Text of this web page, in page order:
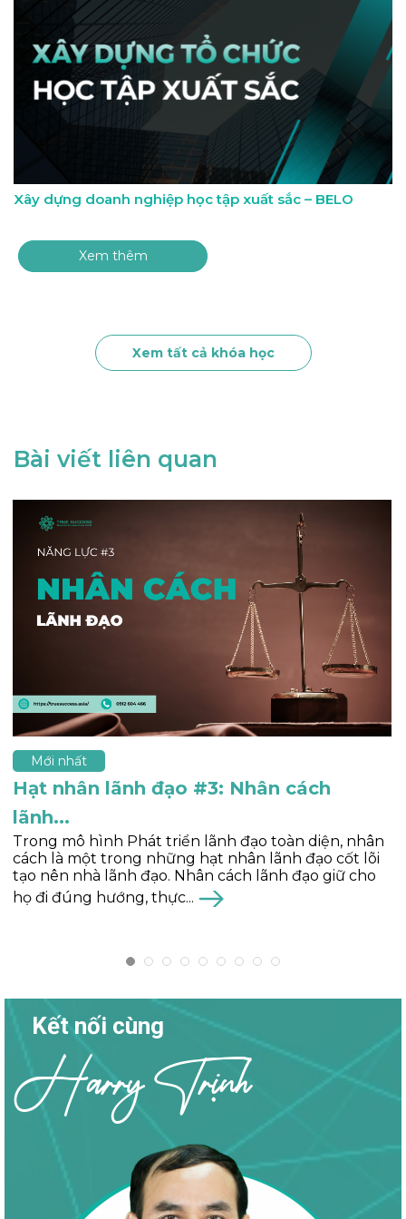
Xây dựng doanh nghiệp học tập xuất sắc – BELO
Xem thêm
Xem tất cả khóa học
Bài viết liên quan
Mới nhất
Hạt nhân lãnh đạo #2: Tinh thần lãnh...
Là một trong ba hạt nhân lãnh đạo thuộc Mô hình
phát triển lãnh đạo toàn diện, tinh thần lãnh đạo
đóng vai trò như chiếc “mô tơ” nội tại, giúp duy trì
sự kiên định, niềm...
Kết nối cùng
Harry Trịnh